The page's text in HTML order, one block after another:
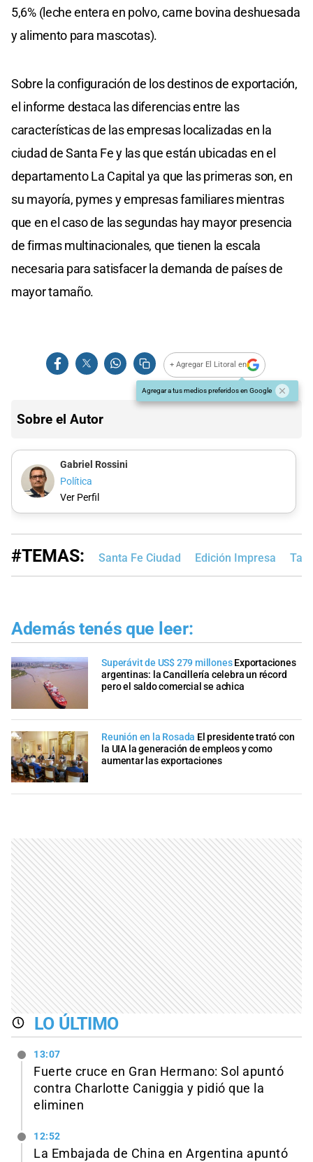
5,6% (leche entera en polvo, carne bovina deshuesada
y alimento para mascotas).
Sobre la configuración de los destinos de exportación,
el informe destaca las diferencias entre las
características de las empresas localizadas en la
ciudad de Santa Fe y las que están ubicadas en el
departamento La Capital ya que las primeras son, en
su mayoría, pymes y empresas familiares mientras
que en el caso de las segundas hay mayor presencia
de firmas multinacionales, que tienen la escala
necesaria para satisfacer la demanda de países de
mayor tamaño.
+ Agregar El Litoral en
Agregar a tus medios preferidos en Google
Sobre el Autor
Gabriel Rossini
Política
Ver Perfil
#TEMAS: Santa Fe Ciudad Edición Impresa
Además tenés que leer:
Superávit de US$ 279 millones Exportaciones
argentinas: la Cancillería celebra un récord
pero el saldo comercial se achica
Reunión en la Rosada El presidente trató con
la UIA la generación de empleos y como
aumentar las exportaciones
LO ÚLTIMO
13:07
Fuerte cruce en Gran Hermano: Sol apuntó
contra Charlotte Caniggia y pidió que la
eliminen
12:52
La Embajada de China en Argentina apuntó